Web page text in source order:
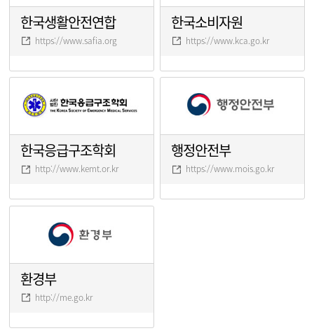
한국생활안전연합
https://www.safia.org
한국소비자원
https://www.kca.go.kr
한국응급구조학회
http://www.kemt.or.kr
행정안전부
https://www.mois.go.kr
환경부
http://me.go.kr